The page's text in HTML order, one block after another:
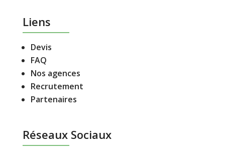
Liens
Devis
FAQ
Nos agences
Recrutement
Partenaires
Réseaux Sociaux